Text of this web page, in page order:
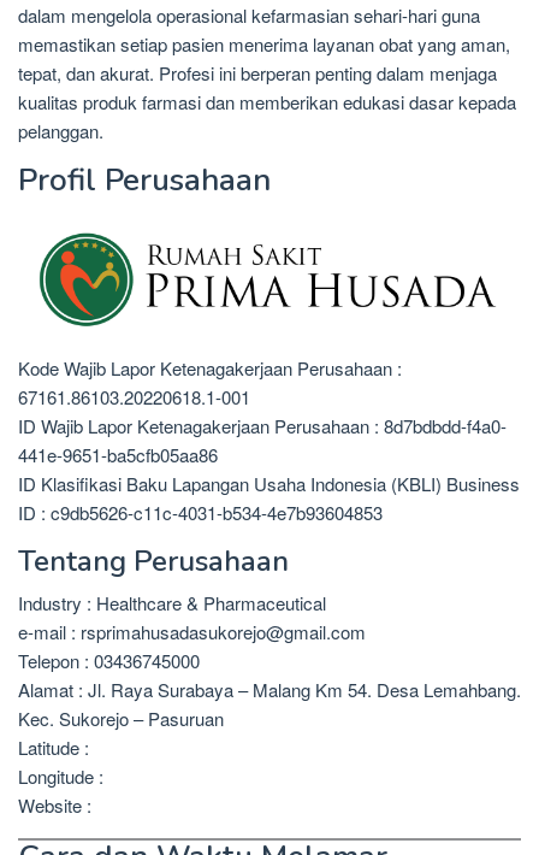
dalam mengelola operasional kefarmasian sehari-hari guna
memastikan setiap pasien menerima layanan obat yang aman,
tepat, dan akurat. Profesi ini berperan penting dalam menjaga
kualitas produk farmasi dan memberikan edukasi dasar kepada
pelanggan.
Profil Perusahaan
Kode Wajib Lapor Ketenagakerjaan Perusahaan :
67161.86103.20220618.1-001
ID Wajib Lapor Ketenagakerjaan Perusahaan : 8d7bdbdd-f4a0-
441e-9651-ba5cfb05aa86
ID Klasifikasi Baku Lapangan Usaha Indonesia (KBLI) Business
ID : c9db5626-c11c-4031-b534-4e7b93604853
Tentang Perusahaan
Industry : Healthcare & Pharmaceutical
e-mail : rsprimahusadasukorejo@gmail.com
Telepon : 03436745000
Alamat : Jl. Raya Surabaya – Malang Km 54. Desa Lemahbang.
Kec. Sukorejo – Pasuruan
Latitude :
Longitude :
Website :